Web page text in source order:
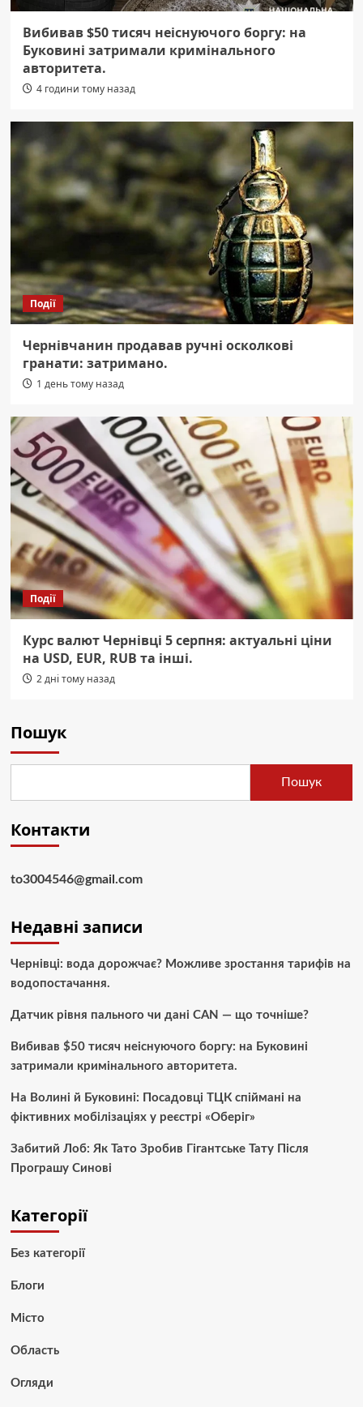
Вибивав $50 тисяч неіснуючого боргу: на
Буковині затримали кримінального
авторитета.
4 години тому назад
Події
Чернівчанин продавав ручні осколкові
гранати: затримано.
1 день тому назад
Події
Курс валют Чернівці 5 серпня: актуальні ціни
на USD, EUR, RUB та інші.
2 дні тому назад
Пошук
Пошук
Контакти
to3004546@gmail.com
Недавні записи
Чернівці: вода дорожчає? Можливе зростання тарифів на
водопостачання.
Датчик рівня пального чи дані CAN — що точніше?
Вибивав $50 тисяч неіснуючого боргу: на Буковині
затримали кримінального авторитета.
На Волині й Буковині: Посадовці ТЦК спіймані на
фіктивних мобілізаціях у реєстрі «Оберіг»
Забитий Лоб: Як Тато Зробив Гігантське Тату Після
Програшу Синові
Категорії
Без категорії
Блоги
Місто
Область
Огляди